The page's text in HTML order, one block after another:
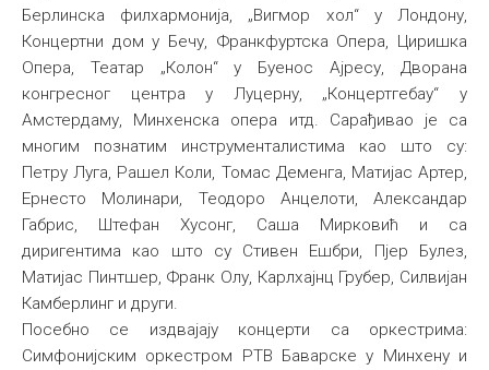
Берлинска филхармонија, „Вигмор хол“ у Лондону,
Концертни дом у Бечу, Франкфуртска Опера, Циришка
Опера, Театар „Колон“ у Буенос Ајресу, Дворана
конгресног центра у Луцерну, „Концертгебау“ у
Амстердаму, Минхенска опера итд. Сарађивао је са
многим познатим инструменталистима као што су:
Петру Луга, Рашел Коли, Томас Деменга, Матијас Артер,
Ернесто Молинари, Теодоро Анцелоти, Александар
Габрис, Штефан Хусонг, Саша Мирковић и са
диригентима као што су Стивен Ешбри, Пјер Булез,
Матијас Пинтшер, Франк Олу, Карлхајнц Грубер, Силвијан
Камберлинг и други.
Посебно се издвајају концерти са оркестрима:
Симфонијским оркестром РТВ Баварске у Минхену и